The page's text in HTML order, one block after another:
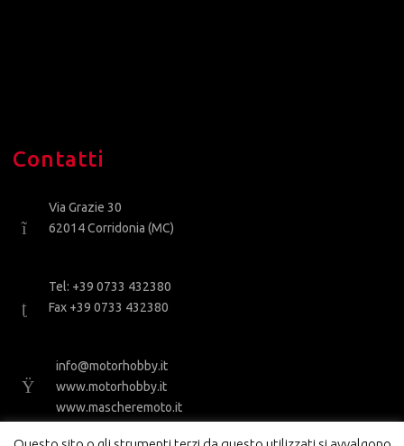
Contatti
Via Grazie 30
62014 Corridonia (MC)
Tel: +39 0733 432380
Fax +39 0733 432380
info@motorhobby.it
www.motorhobby.it
www.mascheremoto.it